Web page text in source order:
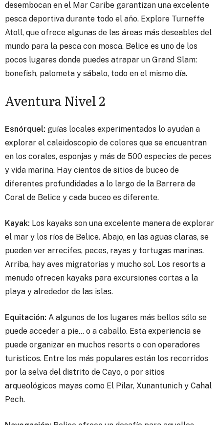
desembocan en el Mar Caribe garantizan una excelente
pesca deportiva durante todo el año. Explore Turneffe
Atoll, que ofrece algunas de las áreas más deseables del
mundo para la pesca con mosca. Belice es uno de los
pocos lugares donde puedes atrapar un Grand Slam:
bonefish, palometa y sábalo, todo en el mismo día.
Aventura Nivel 2
Esnórquel: guías locales experimentados lo ayudan a
explorar el caleidoscopio de colores que se encuentran
en los corales, esponjas y más de 500 especies de peces
y vida marina. Hay cientos de sitios de buceo de
diferentes profundidades a lo largo de la Barrera de
Coral de Belice y cada buceo es diferente.
Kayak: Los kayaks son una excelente manera de explorar
el mar y los ríos de Belice. Abajo, en las aguas claras, se
pueden ver arrecifes, peces, rayas y tortugas marinas.
Arriba, hay aves migratorias y mucho sol. Los resorts a
menudo ofrecen kayaks para excursiones cortas a la
playa y alrededor de las islas.
Equitación: A algunos de los lugares más bellos sólo se
puede acceder a pie… o a caballo. Esta experiencia se
puede organizar en muchos resorts o con operadores
turísticos. Entre los más populares están los recorridos
por la selva del distrito de Cayo, o por sitios
arqueológicos mayas como El Pilar, Xunantunich y Cahal
Pech.